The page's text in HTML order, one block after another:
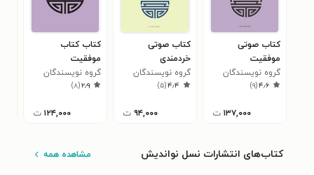
کتاب صوتی
موفقیت
گروه نویسندگان
آرکتورس
۴٫۶(۹)
۱۳۷,۰۰۰ ت
کتاب صوتی
خردمندی
گروه نویسندگان
آرکتورس
۴٫۴(۵)
۹۴,۰۰۰ ت
کتاب کتاب
موفقیت
گروه نویسندگان
آرکتورس
۲٫۹(۸)
۱۲۴,۰۰۰ ت
کتاب‌های انتشارات نسل نواندیش مشاهده همه